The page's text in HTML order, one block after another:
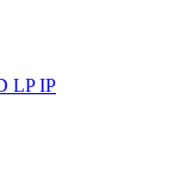
LP IP